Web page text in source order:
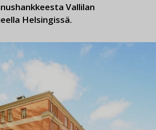
Vallilan
Helsingissä.